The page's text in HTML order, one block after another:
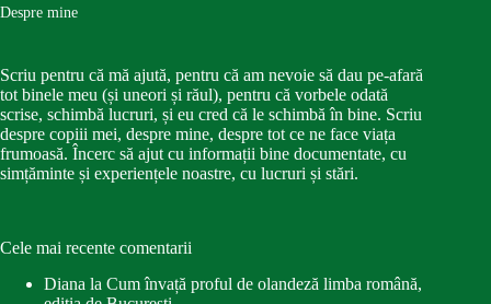
Despre mine
Scriu pentru că mă ajută, pentru că am nevoie să dau pe-afară
tot binele meu (și uneori și răul), pentru că vorbele odată
scrise, schimbă lucruri, și eu cred că le schimbă în bine. Scriu
despre copiii mei, despre mine, despre tot ce ne face viața
frumoasă. Încerc să ajut cu informații bine documentate, cu
simțăminte și experiențele noastre, cu lucruri și stări.
Cele mai recente comentarii
Diana la Cum învață proful de olandeză limba română,